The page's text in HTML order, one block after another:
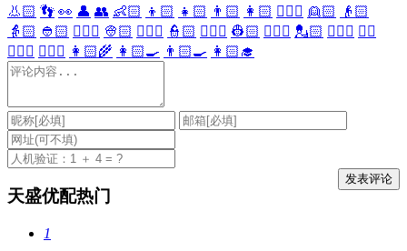
👃🏻 👣 👀 👤 👥 👶🏻 👦🏻 👧🏻 👨🏻 👩🏻 👱🏻‍♀️ 👱🏻
👴🏻
👵🏻 👲🏻 👳🏻‍♀️ 👳🏻 👮🏻‍♀️ 👮🏻 👷🏻‍♀️ 👷🏻 💂🏻‍♀️ 💂🏻 🕵🏻‍♀️ 🕵🏻
👩🏻‍⚕️ 👨🏻‍⚕️ 👩🏻‍🌾 👩🏻‍🍳 👨🏻‍🍳 👩🏻‍🎓
天盛优配热门
1